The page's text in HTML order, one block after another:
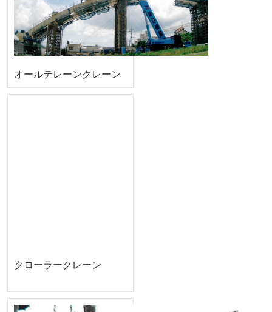
オールテレーンクレーン
クローラークレーン